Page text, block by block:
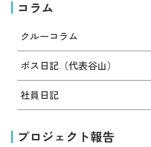
コラム
クルーコラム
ボス日記（代表谷山）
社員日記
プロジェクト報告